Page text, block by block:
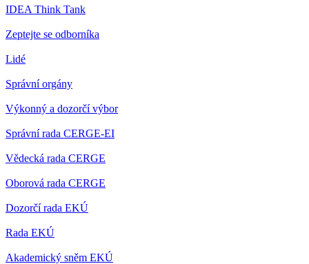
IDEA Think Tank
Zeptejte se odborníka
Lidé
Správní orgány
Výkonný a dozorčí výbor
Správní rada CERGE-EI
Vědecká rada CERGE
Oborová rada CERGE
Dozorčí rada EKÚ
Rada EKÚ
Akademický sněm EKÚ